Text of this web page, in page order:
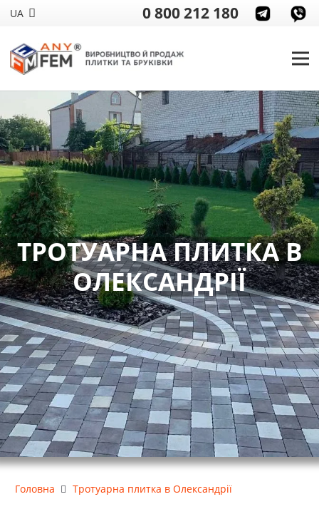
UA 0 800 212 180
ТРОТУАРНА ПЛИТКА В
ОЛЕКСАНДРІЇ
Головна Тротуарна плитка в Олександрії